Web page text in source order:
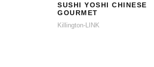
SUSHI YOSHI CHINESE
GOURMET
Killington-LINK